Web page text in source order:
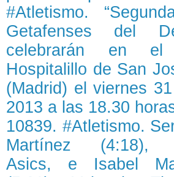
#Atletismo.
Getafenses del
celebrarán en
Hospitalillo de San
(Madrid) el viernes
2013 a las 18.30
10839. #Atletismo.
Martínez (4:18),
Asics, e Isabel